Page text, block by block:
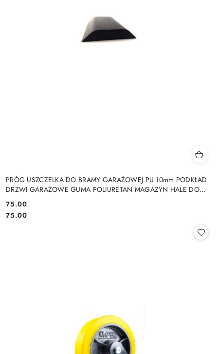
PRÓG USZCZELKA DO BRAMY GARAŻOWEJ PU 10mm PODKŁAD
DRZWI GARAŻOWE GUMA POLIURETAN MAGAZYN HALE DO
Cena:
75.00
Cena:
75.00